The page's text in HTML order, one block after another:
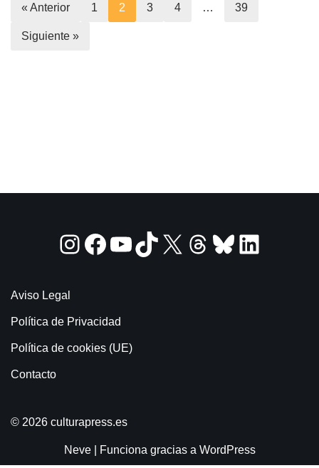
« Anterior 1 2 3 4 … 39
Siguiente »
Aviso Legal
Política de Privacidad
Política de cookies (UE)
Contacto
© 2026 culturapress.es
Neve| Funciona gracias a WordPress